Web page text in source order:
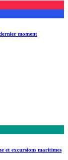
moment
et excursions maritimes